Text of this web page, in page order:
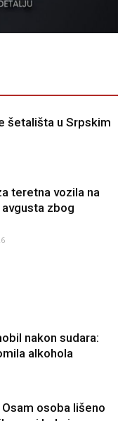
šetališta u Srpskim
teretna vozila na
zbog
nakon sudara:
alkohola
osoba lišeno